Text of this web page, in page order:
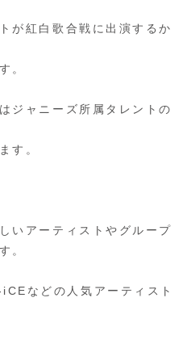
が紅白歌合戦に出演するか
。
ジャニーズ所属タレントの
す。
いアーティストやグループ
。
などの人気アーティスト